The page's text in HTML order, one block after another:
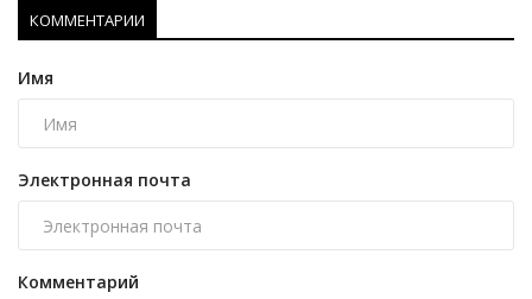
КОММЕНТАРИИ
Имя
Электронная почта
Комментарий